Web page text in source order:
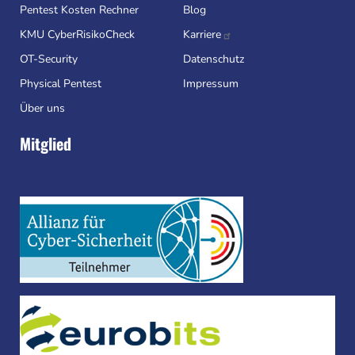
Pentest Kosten Rechner
KMU CyberRisikoCheck
OT-Security
Physical Pentest
Über uns
Blog
Karriere
Datenschutz
Impressum
Mitglied